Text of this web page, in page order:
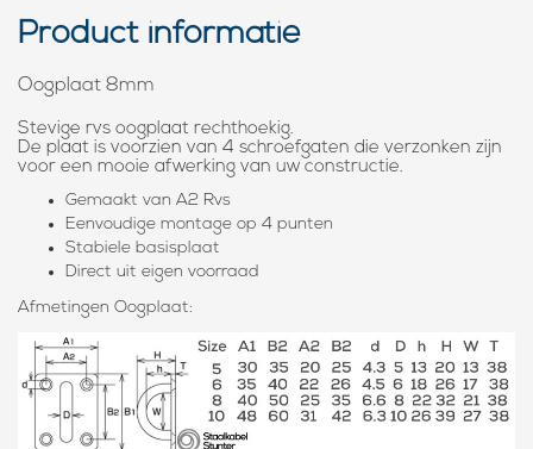
Product informatie
Oogplaat 8mm
Stevige rvs oogplaat rechthoekig.
De plaat is voorzien van 4 schroefgaten die verzonken zijn
voor een mooie afwerking van uw constructie.
Gemaakt van A2 Rvs
Eenvoudige montage op 4 punten
Stabiele basisplaat
Direct uit eigen voorraad
Afmetingen Oogplaat: